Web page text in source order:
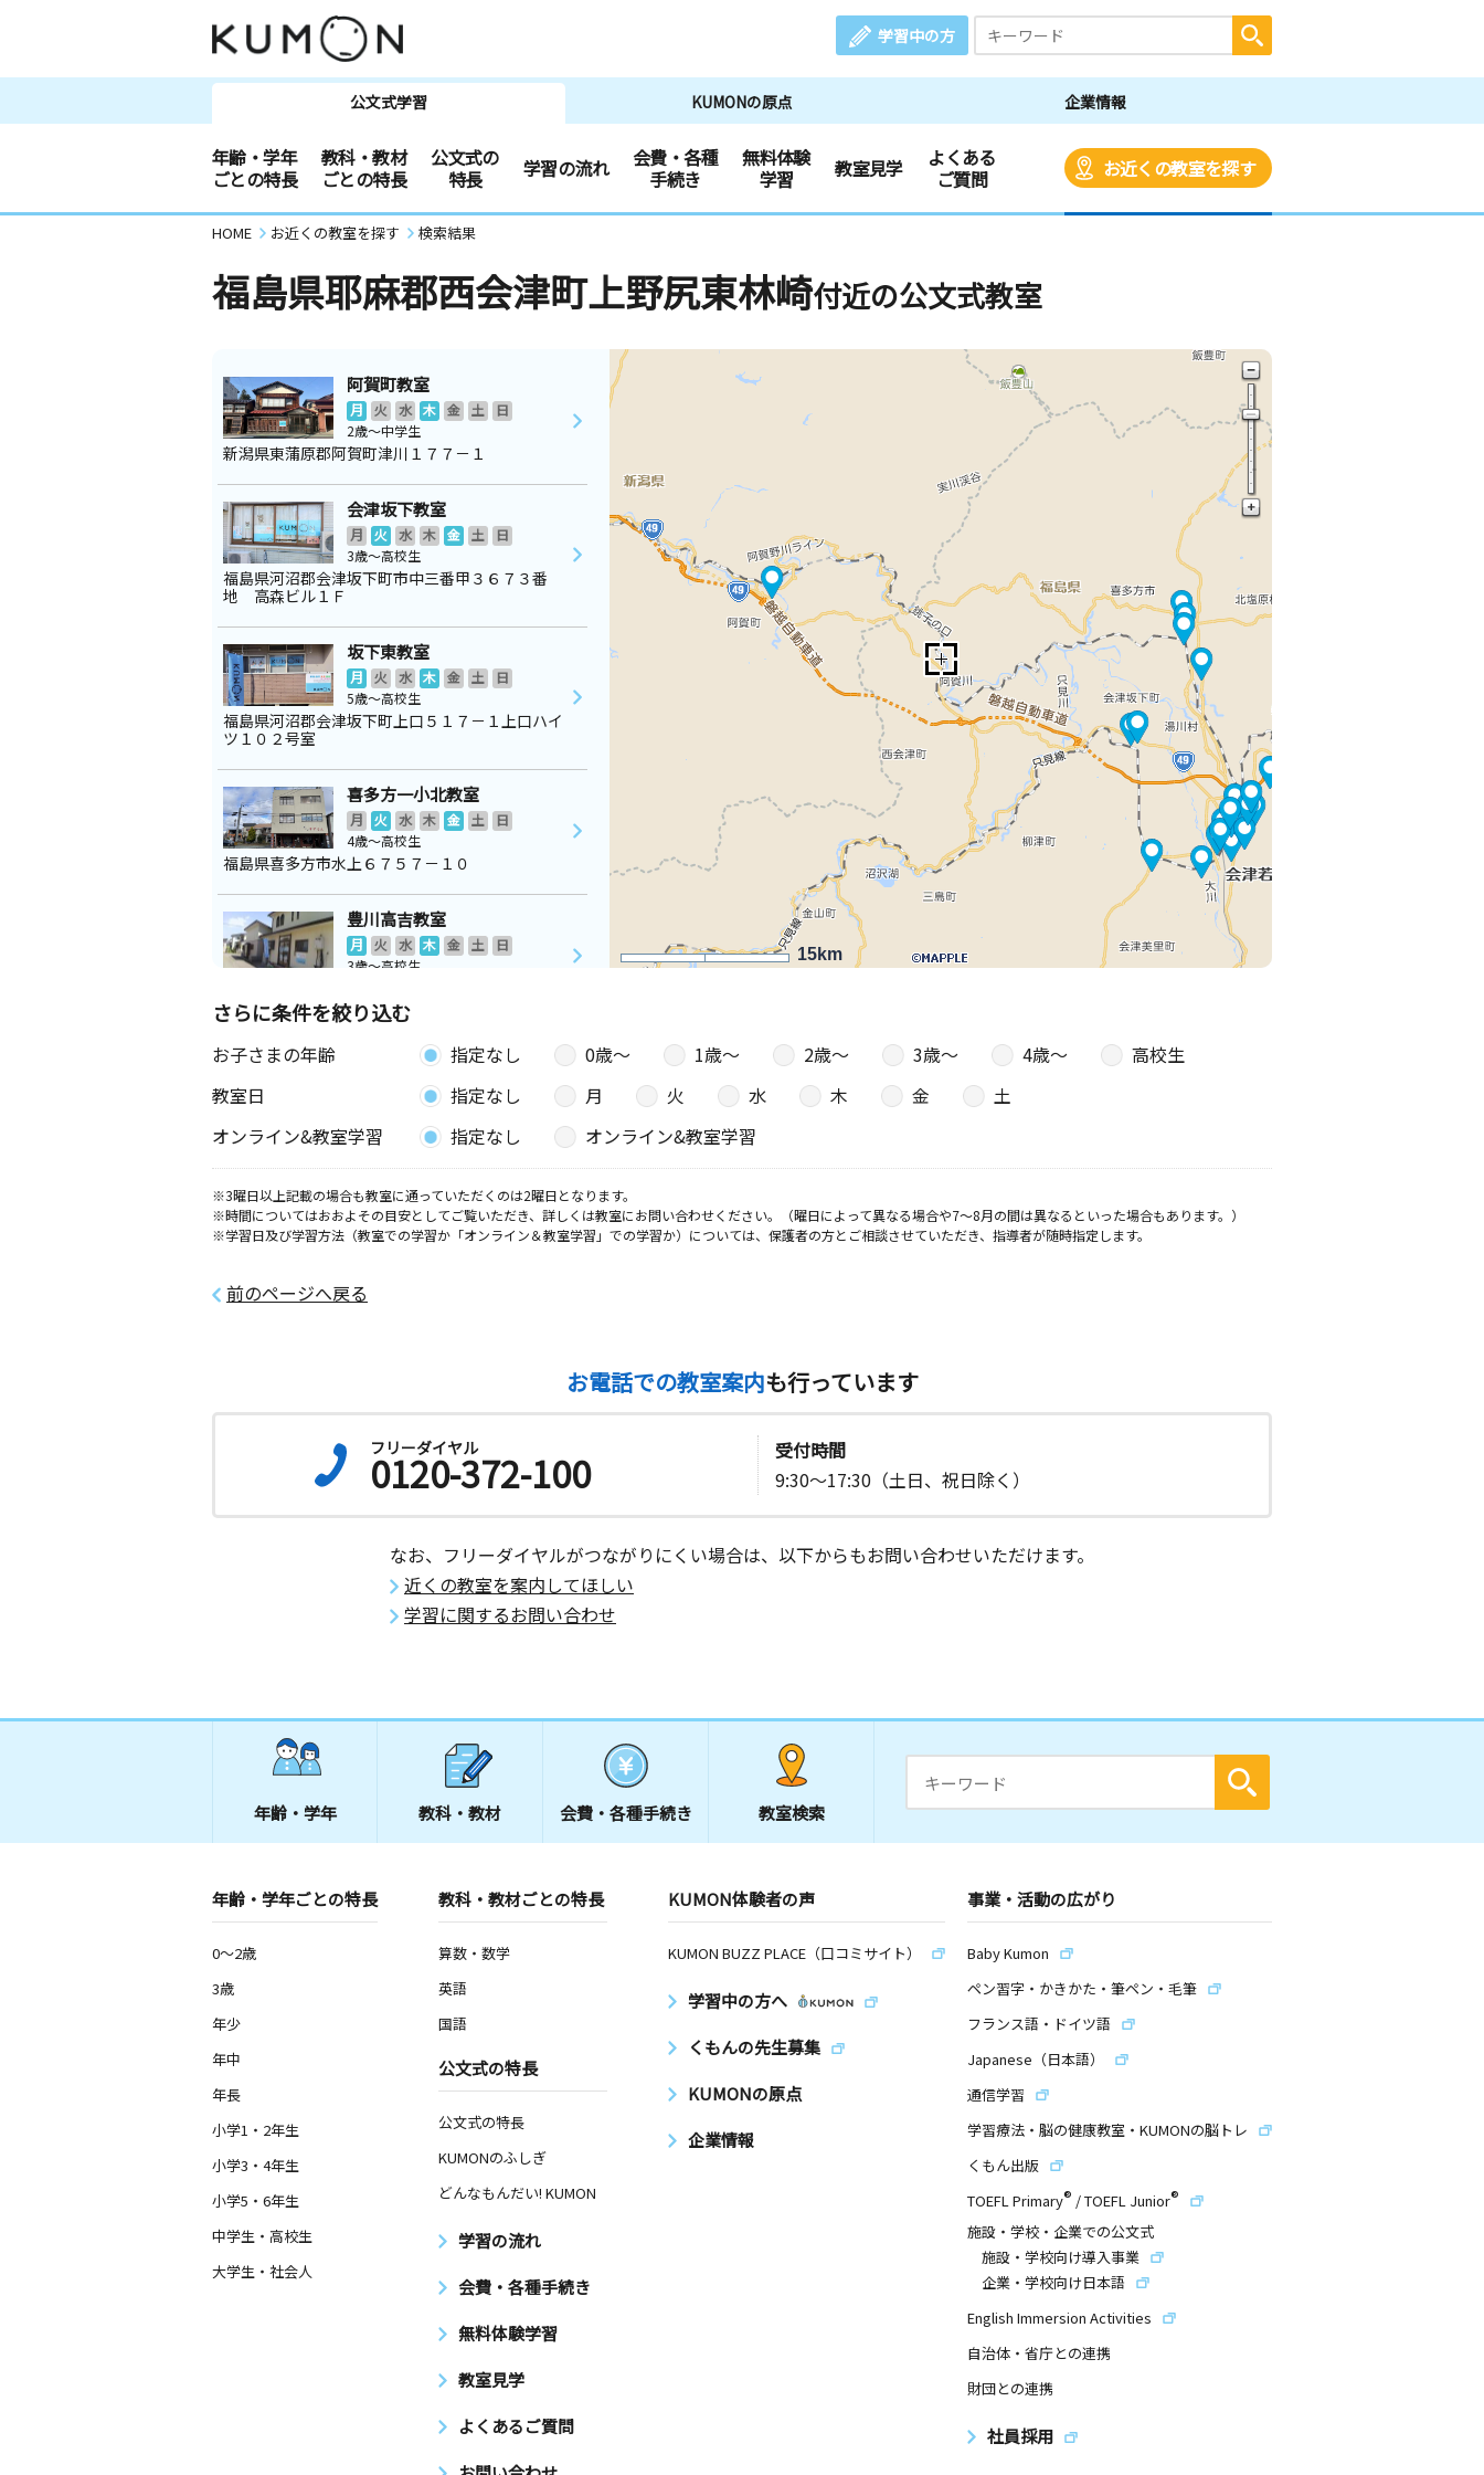
学習中の方
公文式学習 KUMONの原点 企業情報
年齢・学年
ごとの特長
教科・教材
ごとの特長
公文式の
特長
学習の流れ
会費・各種
手続き
無料体験
学習
教室見学
よくある
ご質問
お近くの教室を探す
HOME お近くの教室を探す 検索結果
福島県耶麻郡西会津町上野尻東林崎付近の公文式教室
15km
阿賀町教室
月 火 水 木 金 土
日
2歳～中学生
新潟県東蒲原郡阿賀町津川１７７－１
会津坂下教室
月 火 水 木 金 土
日
3歳～高校生
福島県河沼郡会津坂下町市中三番甲３６７３番
地 高森ビル１Ｆ
坂下東教室
月 火 水 木 金 土
日
5歳～高校生
福島県河沼郡会津坂下町上口５１７－１上口ハイ
ツ１０２号室
喜多方一小北教室
月 火 水 木 金 土
日
4歳～高校生
福島県喜多方市水上６７５７－１０
豊川高吉教室
月 火 水 木 金 土
日
3歳～高校生
喜多方二小前教室
木 金 土 日
3歳～中学生
福島県喜多方市梅竹７２８０－４
塩川町教室
月 火 水 木 金 土
日
3歳～高校生
福島県喜多方市塩川町小府根字道下２２－１２
たかだ教室
テテ本郷教室
火 水 木 金 土
3歳～高校生
福島県大沼郡会津美里町新町１６４ー１
西若松教室
水 木 金
日
3歳～高校生
福島県会津若松市材木町１丁目５－４６
3歳～高校生
福島県会津若松市飯寺南３丁目１３番１号 レジ
デンス光Ａ １０５
門田日吉教室
金 土 日
城北エイブル教室
福島県会津若松市石堂町１０－６５ 城北コミュ
謹教小前教室
福島県会津若松市米代１丁目４－１５ 大富レジ
金 土 日
福島県会津若松市追手町３－２４ 大手門ビル２
さらに条件を絞り込む
お子さまの年齢 指定なし 0歳〜 1歳〜 2歳〜 3歳〜 4歳〜
高校生
教室日
指定なし 月 火 水 木 金
土
オンライン&教室学習
指定なし オンライン&教室学習
※3曜日以上記載の場合も教室に通っていただくのは2曜日となります。
※時間についてはおおよその目安としてご覧いただき、詳しくは教室にお問い合わせください。（曜日によって異なる場合や7～8月の間は異なるといった場合もあります。）
※学習日及び学習方法（教室での学習か「オンライン＆教室学習」での学習か）については、保護者の方とご相談させていただき、指導者が随時指定します。
前のページへ戻る
お電話での教室案内も行っています
フリーダイヤル
0120-372-100
受付時間
9:30～17:30（土日、祝日除く）
なお、フリーダイヤルがつながりにくい場合は、以下からもお問い合わせいただけます。
近くの教室を案内してほしい
学習に関するお問い合わせ
年齢・学年 教科・教材 会費・ 各種手続き 教室検索
年齢・学年ごとの特長
0～2歳
3歳
年少
年中
年長
小学1・2年生
小学3・4年生
小学5・6年生
中学生・高校生
大学生・社会人
教科・教材ごとの特長
算数・数学
英語
国語
公文式の特長
公文式の特長
KUMONのふしぎ
どんなもんだい! KUMON
学習の流れ
会費・各種手続き
無料体験学習
教室見学
よくあるご質問
KUMON体験者の声
KUMON BUZZ PLACE（口コミサイト）
学習中の方へ
くもんの先生募集
KUMONの原点
企業情報
事業・活動の広がり
Baby Kumon
ペン習字・かきかた・筆ペン・毛筆
フランス語・ドイツ語
Japanese（日本語）
通信学習
学習療法・脳の健康教室・KUMONの脳トレ
くもん出版
TOEFL Primary® /TOEFL Junior®
施設・学校・企業での公文式
施設・学校向け導入事業
企業・学校向け日本語
English Immersion Activities
自治体・省庁との連携
財団との連携
社員採用